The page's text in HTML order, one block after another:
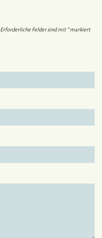
Erforderliche Felder sind mit *markiert